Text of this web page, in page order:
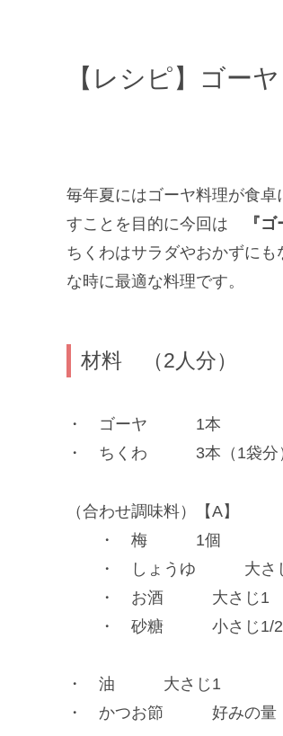
【レシピ】ゴー
毎年夏にはゴーヤ料理が食
すことを目的に今回は
『
ちくわはサラダやおかずに
な時に最適な料理です。
材料 （2人分）
・ ゴーヤ 1本
・ ちくわ 3本（1袋分
（合わせ調味料）【A】
・ 梅 1個
・ しょうゆ 大さ
・ お酒 大さじ1
・ 砂糖 小さじ1/2
・ 油 大さじ1
・ かつお節 好みの量